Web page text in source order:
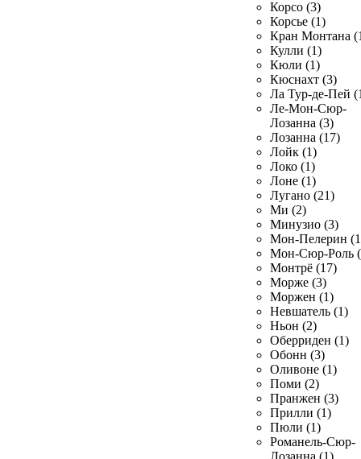
Корсо (3)
Корсье (1)
Кран Монтана
Кулли (1)
Кюли (1)
Кюснахт (3)
Ла Тур-де-Пей
Ле-Мон-Сюр-
Лозанна (3)
Лозанна (17)
Лойк (1)
Локо (1)
Лоне (1)
Лугано (21)
Ми (2)
Минузио (3)
Мон-Пелерин
Мон-Сюр-Роль
Монтрё (17)
Морже (3)
Моржен (1)
Невшатель (1)
Ньон (2)
Оберриден (1)
Обонн (3)
Оливоне (1)
Поми (2)
Пранжен (3)
Прилли (1)
Пюли (1)
Романель-Сюр-
Лозанна (1)